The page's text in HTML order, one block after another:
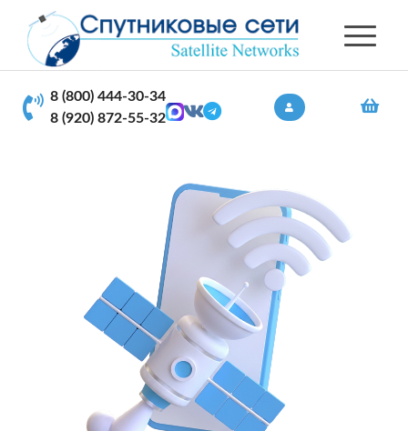
8 (800) 444-30-34
8 (920) 872-55-32